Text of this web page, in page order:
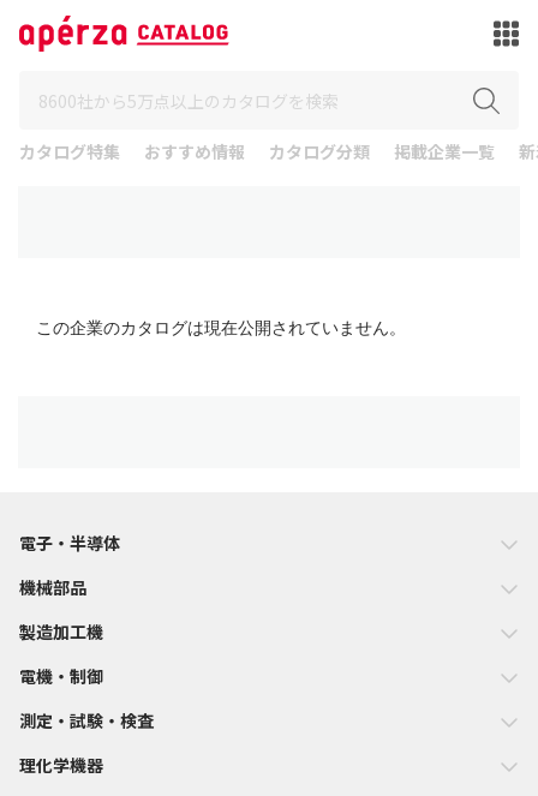
カタログ特集 おすすめ情報 カタログ分類 掲載企業一覧
この企業のカタログは現在公開されていません。
電子・半導体
機械部品
製造加工機
電機・制御
測定・試験・検査
理化学機器